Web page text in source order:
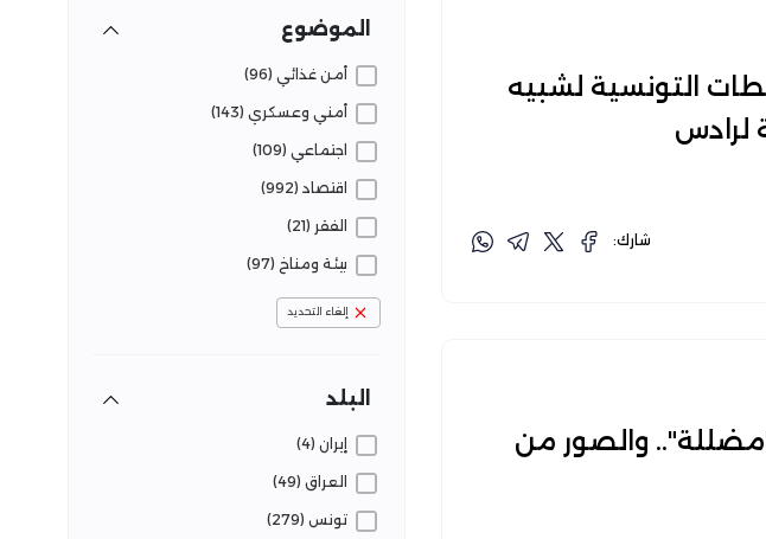
التونسية لشبيه
لرادس
شارك:
"مضللة".. والصور من
الموضوع
أمن غذائي (96)
أمني وعسكري (143)
اجتماعي (109)
اقتصاد (992)
الفقر (21)
بيئة ومناخ (97)
تعليم (95)
دين (21)
رياضة (41)
زراعة (106)
إلغاء التحديد
البلد
إيران (4)
العراق (49)
تونس (279)